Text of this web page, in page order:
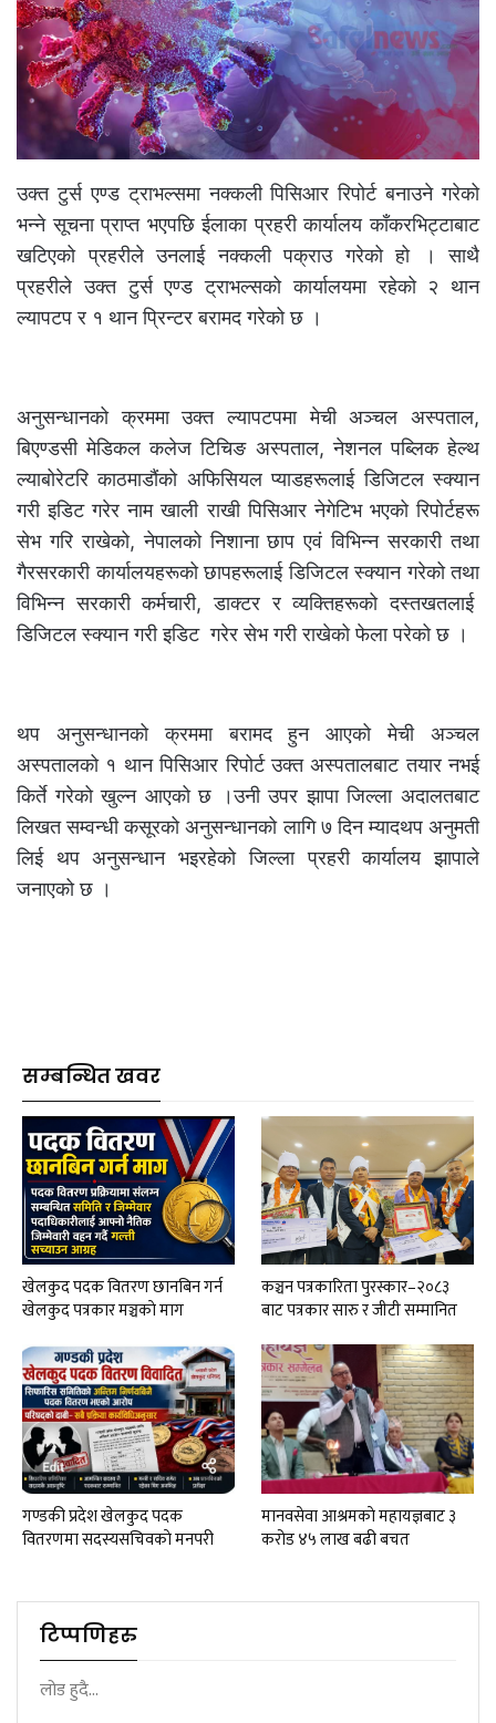
उक्त टुर्स एण्ड ट्राभल्समा नक्कली पिसिआर रिपोर्ट बनाउने गरेको
भन्ने सूचना प्राप्त भएपछि ईलाका प्रहरी कार्यालय काँकरभिट्टाबाट
खटिएको प्रहरीले उनलाई नक्कली पक्राउ गरेको हो । साथै
प्रहरीले उक्त टुर्स एण्ड ट्राभल्सको कार्यालयमा रहेको २ थान
ल्यापटप र १ थान प्रिन्टर बरामद गरेको छ ।
अनुसन्धानको क्रममा उक्त ल्यापटपमा मेची अञ्चल अस्पताल,
बिएण्डसी मेडिकल कलेज टिचिङ अस्पताल, नेशनल पब्लिक हेल्थ
ल्याबोरेटरि काठमाडौंको अफिसियल प्याडहरूलाई डिजिटल स्क्यान
गरी इडिट गरेर नाम खाली राखी पिसिआर नेगेटिभ भएको रिपोर्टहरू
सेभ गरि राखेको, नेपालको निशाना छाप एवं विभिन्न सरकारी तथा
गैरसरकारी कार्यालयहरूको छापहरूलाई डिजिटल स्क्यान गरेको तथा
विभिन्न सरकारी कर्मचारी, डाक्टर र व्यक्तिहरूको दस्तखतलाई
डिजिटल स्क्यान गरी इडिट गरेर सेभ गरी राखेको फेला परेको छ ।
थप अनुसन्धानको क्रममा बरामद हुन आएको मेची अञ्चल
अस्पतालको १ थान पिसिआर रिपोर्ट उक्त अस्पतालबाट तयार नभई
किर्ते गरेको खुल्न आएको छ ।उनी उपर झापा जिल्ला अदालतबाट
लिखत सम्वन्धी कसूरको अनुसन्धानको लागि ७ दिन म्यादथप अनुमती
लिई थप अनुसन्धान भइरहेको जिल्ला प्रहरी कार्यालय झापाले
जनाएको छ ।
सम्बन्धित खवर
खेलकुद पदक वितरण छानबिन गर्न
खेलकुद पत्रकार मञ्चकाे माग
कञ्चन पत्रकारिता पुरस्कार–२०८३
बाट पत्रकार सारु र जीटी सम्मानित
गण्डकी प्रदेश खेलकुद पदक
वितरणमा सदस्यसचिवकाे मनपरी
मानवसेवा आश्रमकाे‌ महायज्ञबाट ३
करोड ४५ लाख बढी बचत
टिप्पणिहरु
लोड हुदै...